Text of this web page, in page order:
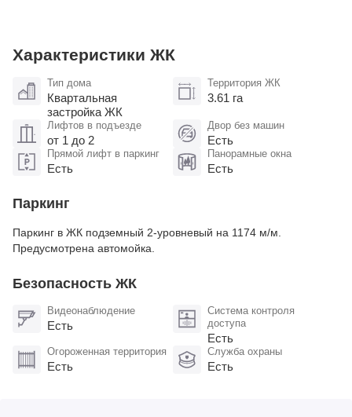
Характеристики ЖК
Тип дома
Квартальная
застройка ЖК
Территория ЖК
3.61 га
Лифтов в подъезде
от 1 до 2
Двор без машин
Есть
Прямой лифт в паркинг
Есть
Панорамные окна
Есть
Паркинг
Паркинг в ЖК подземный 2-уровневый на 1174 м/м.
Предусмотрена автомойка.
Безопасность ЖК
Видеонаблюдение
Есть
Система контроля
доступа
Есть
Огороженная территория
Есть
Служба охраны
Есть